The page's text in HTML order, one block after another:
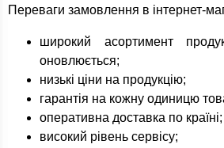
Переваги замовлення в інтернет-
широкий асортимент
оновлюється;
низькі ціни на продукцію;
гарантія на кожну одиницю
оперативна доставка по країні;
високий рівень сервісу;